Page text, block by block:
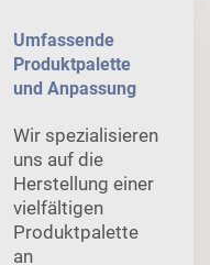
Umfassende
Produktpalette
und Anpassung
Wir spezialisieren
uns auf die
Herstellung einer
vielfältigen
Produktpalette
an